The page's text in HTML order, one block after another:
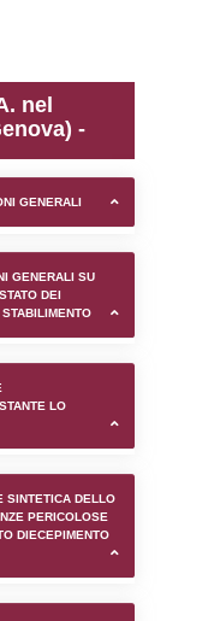
`userlevelid`,
WHERE `userlevelid`
Eni S.p.A.
- INFORMAZIONI